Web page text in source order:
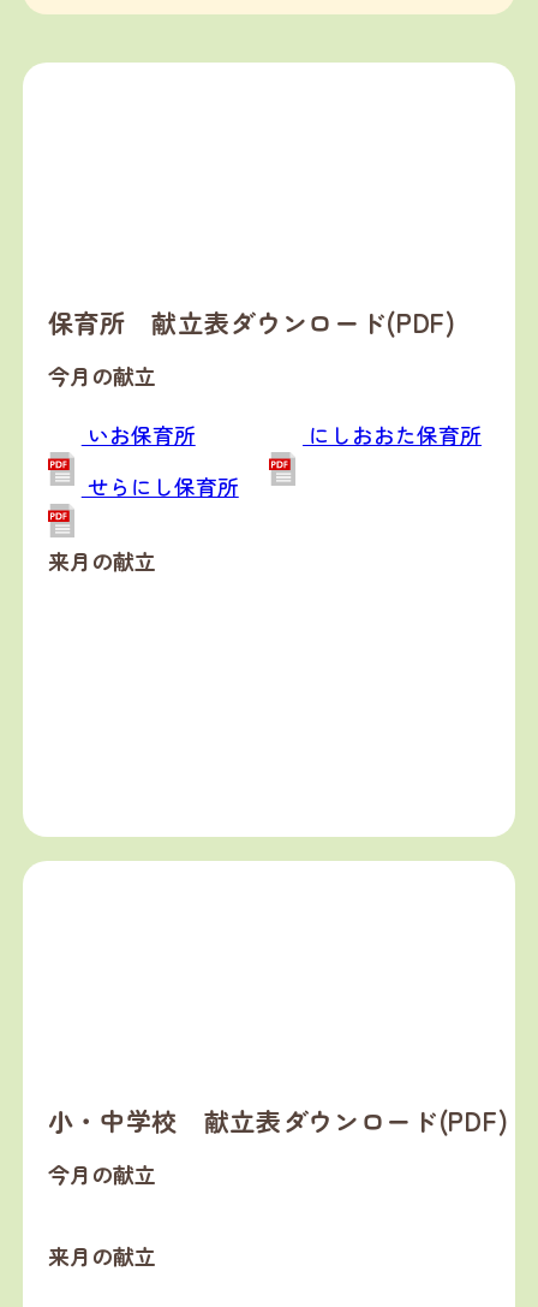
保育所 献立表ダウンロード(PDF)
今月の献立
いお保育所
にしおおた保育所
せらにし保育所
来月の献立
小・中学校 献立表ダウンロード(PDF)
今月の献立
来月の献立